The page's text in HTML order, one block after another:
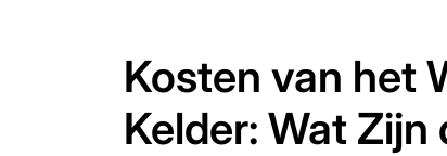
Kosten van het
Kelder: Wat Zijn